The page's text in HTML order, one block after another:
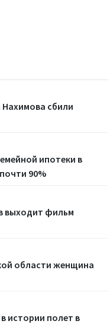
сбили
ипотеки в
90%
выходит фильм
области женщина
истории полет в